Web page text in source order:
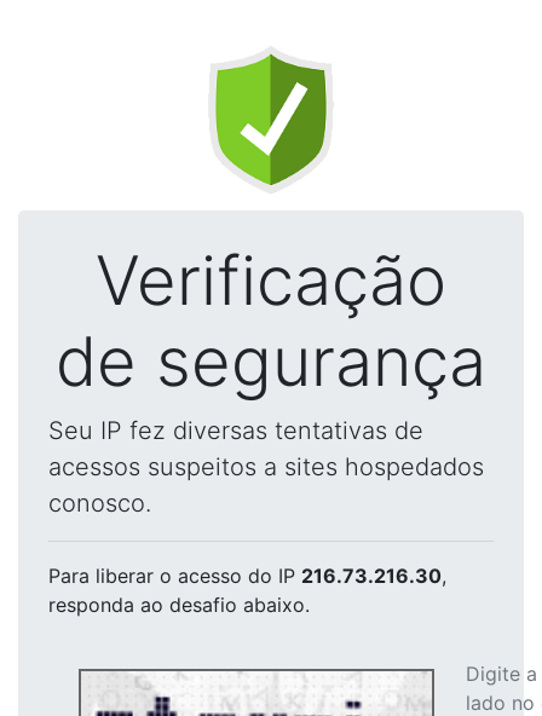
Verificação
de segurança
Seu IP fez diversas tentativas de
acessos suspeitos a sites hospedados
conosco.
Para liberar o acesso do IP 216.73.216.30,
responda ao desafio abaixo.
Digite
lado no